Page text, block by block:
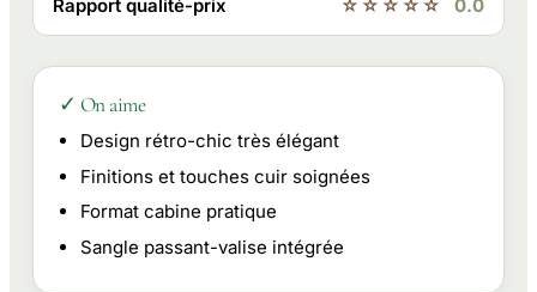
Rapport qualité-prix ☆☆☆☆☆ 0.0
✓ On aime
Design rétro-chic très élégant
Finitions et touches cuir soignées
Format cabine pratique
Sangle passant-valise intégrée